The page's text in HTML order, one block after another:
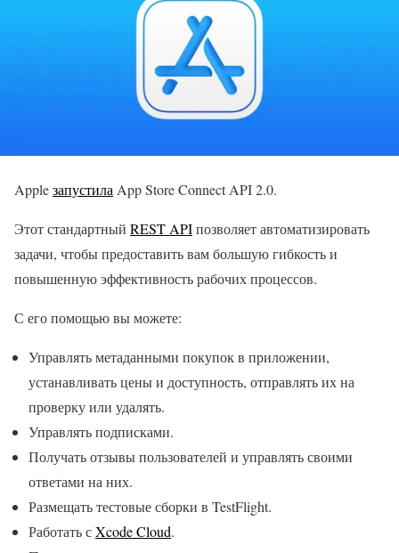
Appleзапустила App Store Connect API 2.0.
Этот стандартный REST APIпозволяет автоматизировать
задачи, чтобы предоставить вам большую гибкость и
повышенную эффективность рабочих процессов.
С его помощью вы можете:
Управлять метаданными покупок в приложении,
устанавливать цены и доступность, отправлять их на
проверку или удалять.
Управлять подписками.
Получать отзывы пользователей и управлять своими
ответами на них.
Размещать тестовые сборки в TestFlight.
Работать сXcode Cloud.